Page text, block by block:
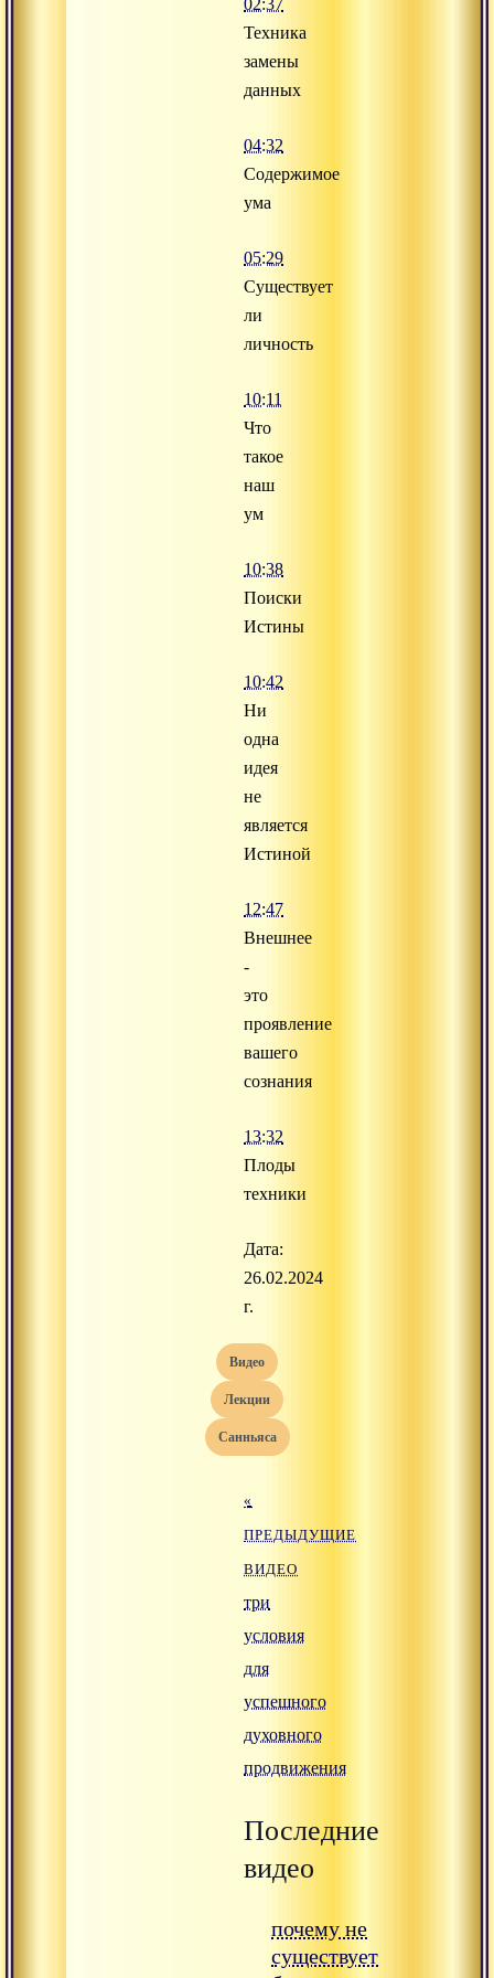
02:37
Техника
замены
данных
04:32
Содержимое
ума
05:29
Существует
ли
личность
10:11
Что
такое
наш
ум
10:38
Поиски
Истины
10:42
Ни
одна
идея
не
является
Истиной
12:47
Внешнее
-
это
проявление
вашего
сознания
13:32
Плоды
техники
Дата:
26.02.2024
г.
видео
лекции
санньяса
«
ПРЕДЫДУЩИЕ
ВИДЕО
три
условия
для
успешного
духовного
продвижения
Последние
видео
почему не
существует